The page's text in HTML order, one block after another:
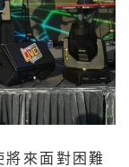
來面對困難